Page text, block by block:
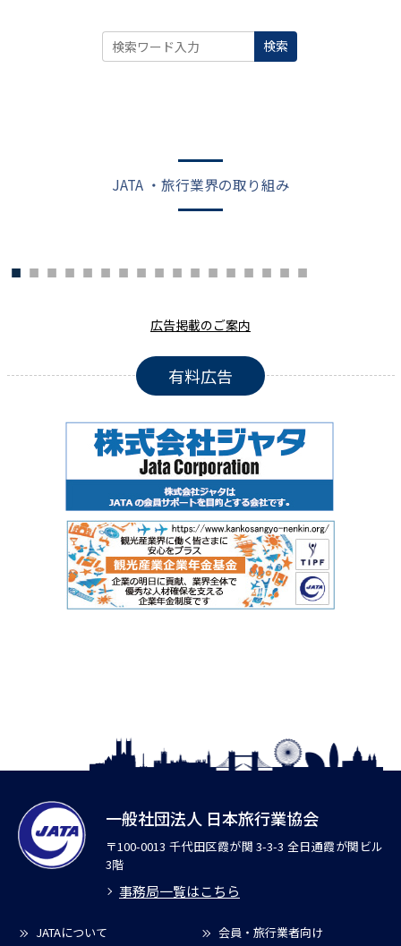
検索
JATA ・旅行業界の取り組み
広告掲載のご案内
有料広告
一般社団法人 日本旅行業協会
〒100-0013 千代田区霞が関 3-3-3 全日通霞が関ビル
3階
事務局一覧はこちら
JATAについて 会員・旅行業者向け